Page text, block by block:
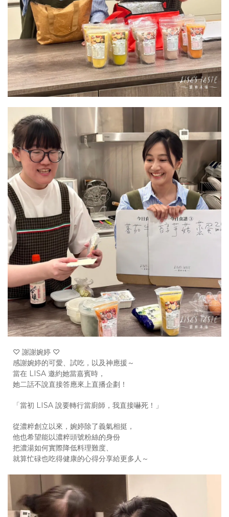
♡ 謝謝婉婷 ♡
感謝婉婷的可愛、試吃，以及神應援～
當在 LISA 邀約她當嘉賓時，
她二話不說直接答應來上直播企劃！
「當初 LISA 說要轉行當廚師，我直接嚇死！」
從濃粹創立以來，婉婷除了義氣相挺，
他也希望能以濃粹頭號粉絲的身份
把濃湯如何實際降低料理難度、
就算忙碌也吃得健康的心得分享給更多人～